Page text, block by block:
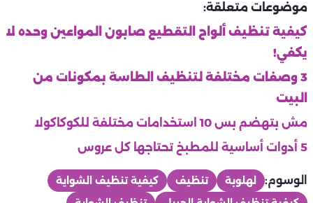
موضوعات متعلقة:
كيفية تنظيف ألواح التقطيع صابون المواعين وحده لا
يكفي!
3 وصفات مختلفة لتنظيف الطاسة بمكونات من
البيت
مش بتهضم بس 10 استخدامات مختلفة للكوكاكولا
5 أدوات أساسية للمطبخ تحتاجها كل عروس
الوسوم: لهلوبة تنظيف
كيفية تنظيف الشواية